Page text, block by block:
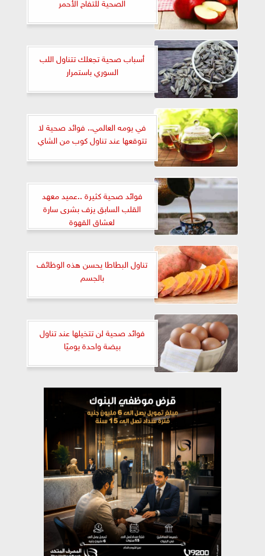
أسباب صحية تجعلك تتناول اللب
السوري باستمرار
في يومه العالمي.. فوائد صحية لا
تتوقعها عند تناول كوب من الشاي
فوائد صحية كثيرة ..عميد معهد
القلب السابق يزف بشرى سارة
لعشاق القهوة
تناول البطاطا يحسن هذه الوظائف
بالجسم
فوائد صحية لن تتخيلها عند تناول
بيضة واحدة يوميًا